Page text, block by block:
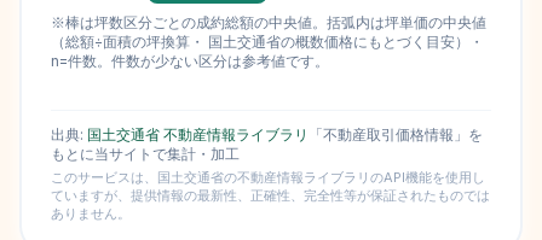
※棒は坪数区分ごとの成約総額の中央値。括弧内は坪単価の中央値
（総額÷面積の坪換算・ 国土交通省の概数価格にもとづく目安）・
n=件数。件数が少ない区分は参考値です。
出典: 国土交通省 不動産情報ライブラリ
「不動産取引価格情報」を
もとに当サイトで集計・加工
このサービスは、国土交通省の不動産情報ライブラリのAPI機能を使用し
ていますが、提供情報の最新性、正確性、完全性等が保証されたものでは
ありません。